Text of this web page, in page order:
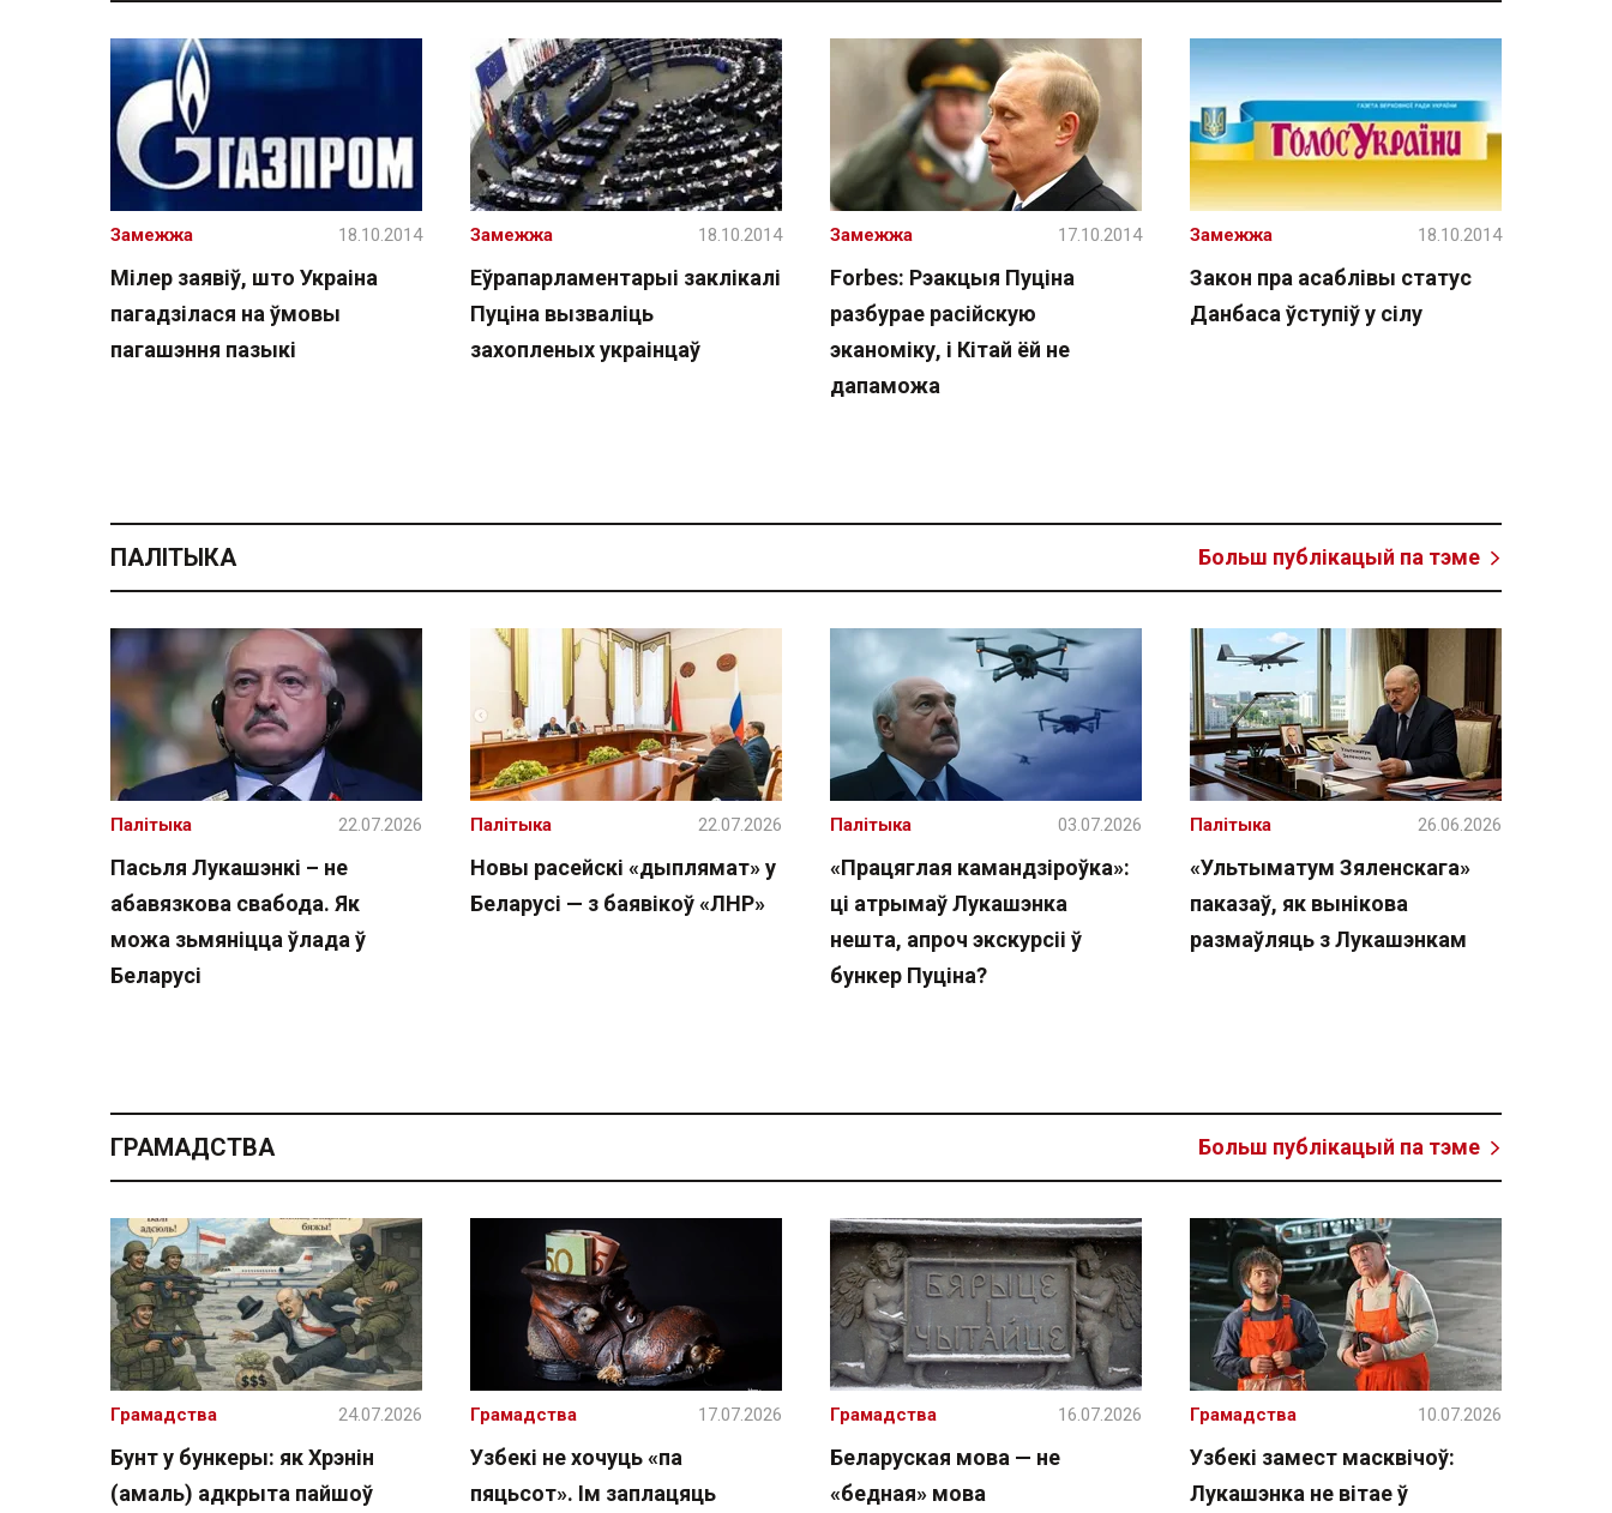
Мілер заявіў, што Украіна
пагадзілася на ўмовы
пагашэння пазыкі
Замежжа 18.10.2014
Еўрапарламентарыі заклікалі
Пуціна вызваліць
захопленых украінцаў
Замежжа 18.10.2014
Forbes: Рэакцыя Пуціна
разбурае расійскую
эканоміку, і Кітай ёй не
дапаможа
Замежжа 17.10.2014
Закон пра асаблівы статус
Данбаса ўступіў у сілу
Замежжа 18.10.2014
ПАЛІТЫКА Больш публікацый па тэме
Пасьля Лукашэнкі – не
абавязкова свабода. Як
можа зьмяніцца ўлада ў
Беларусі
Палітыка 22.07.2026
Новы расейскі «дыплямат» у
Беларусі — з баявікоў «ЛНР»
Палітыка 22.07.2026
«Працяглая камандзіроўка»:
ці атрымаў Лукашэнка
нешта, апроч экскурсіі ў
бункер Пуціна?
Палітыка 03.07.2026
«Ультыматум Зяленскага»
паказаў, як вынікова
размаўляць з Лукашэнкам
Палітыка 26.06.2026
ГРАМАДСТВА Больш публікацый па тэме
Бунт у бункеры: як Хрэнін
(амаль) адкрыта пайшоў
Грамадства 24.07.2026
Узбекі не хочуць «па
пяцьсот». Ім заплацяць
Грамадства 17.07.2026
Беларуская мова — не
«бедная» мова
Грамадства 16.07.2026
Узбекі замест масквічоў:
Лукашэнка не вітае ў
Грамадства 10.07.2026